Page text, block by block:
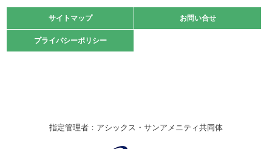
緑ケ丘体育館
2021.10.23
卓球選手権大会ラージボールの部開催☆
伊丹市総合体育大会 バレーボール大会が開催されました
サイトマップ お問い合せ
プライバシーポリシー
サイトマップ お問い合せ
プライバシーポリシー
指定管理者：アシックス・サンアメニティ共同体